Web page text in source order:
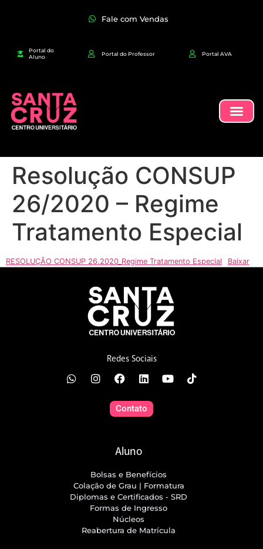
Fale com Vendas
Portal do
Aluno
Portal do Professor Portal AVA
Resolução CONSUP
26/2020 – Regime
Tratamento Especial
RESOLUÇÃO CONSUP 26.2020_Regime Tratamento Especial Baixar
Redes Sociais
Contato
Aluno
Bolsas e Benefícios
Colação de Grau | Formatura
Diplomas e Certificados - SRD
Formas de Ingresso
Núcleos
Reabertura de Matrícula